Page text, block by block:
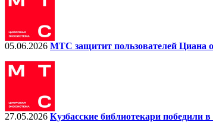
05.06.2026 МТС защитит пользователей Циана
27.05.2026 Кузбасские библиотекари